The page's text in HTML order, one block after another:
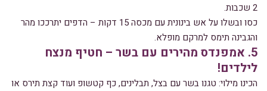
2 שכבות.
כסו ובשלו על אש בינונית עם מכסה 15 דקות – הדפים יתרככו מהר
והגבינה תימס למרקם מופלא.
5. אמפנדס מהירים עם בשר – חטיף מנצח
לילדים!
הכינו מילוי: טגנו בשר עם בצל, תבלינים, כף קטשופ ועוד קצת תירס או